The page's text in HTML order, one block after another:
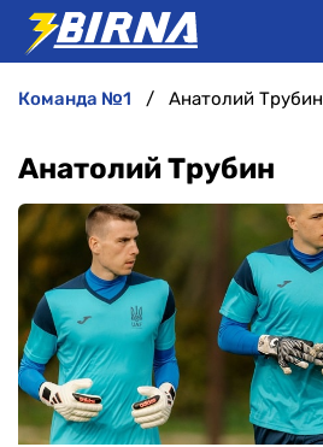
ІНТЕРВ'Ю
РІЗНЕ
БУКМЕКЕРИ
команда №1 Анатолий Трубин
Анатолий Трубин